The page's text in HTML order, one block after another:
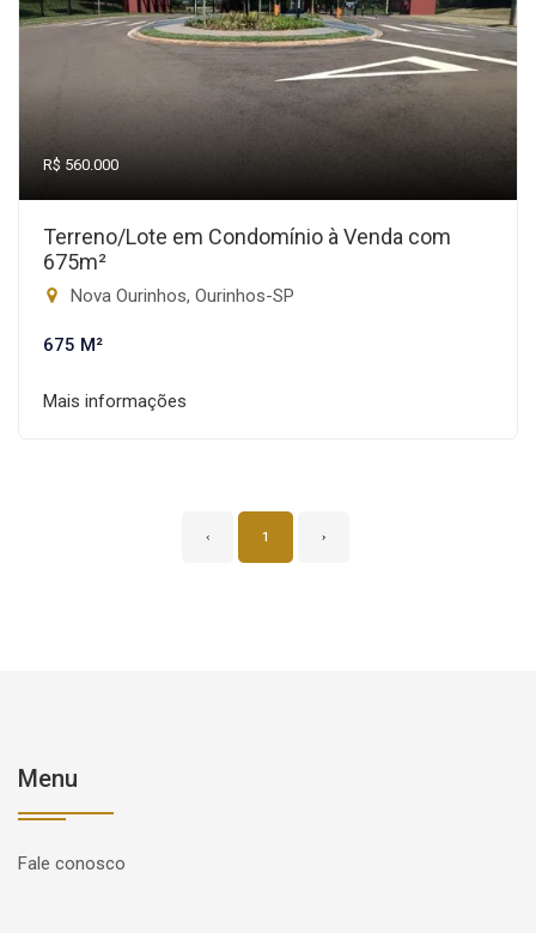
R$ 560.000
Terreno/Lote em Condomínio à Venda com
675m²
Nova Ourinhos, Ourinhos-SP
675 M²
Mais informações
‹ 1 ›
Menu
Fale conosco